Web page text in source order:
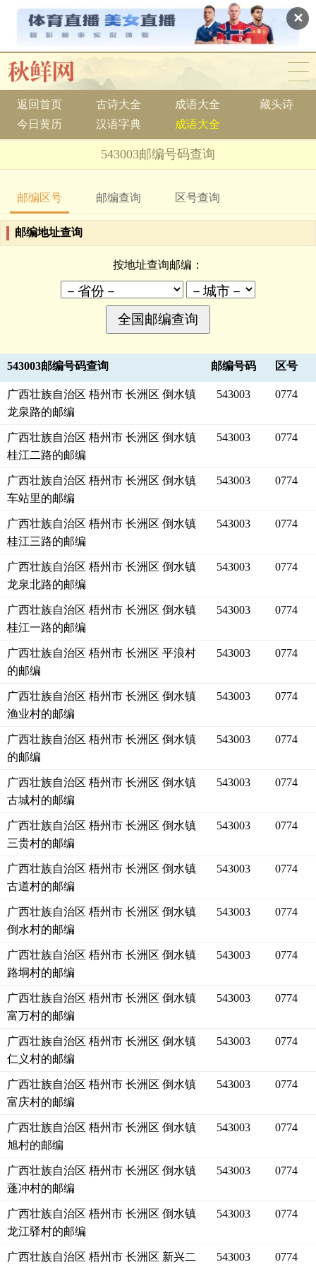
✕
返回首页 古诗大全 成语大全
藏头诗
今日黄历
汉语字典 成语大全
543003邮编号码查询
邮编区号 邮编查询 区号查询
邮编地址查询
按地址查询邮编：
543003邮编号码查询 邮编号码 区号
广西壮族自治区 梧州市 长洲区 倒水镇
龙泉路的邮编
543003 0774
广西壮族自治区 梧州市 长洲区 倒水镇
桂江二路的邮编
543003 0774
广西壮族自治区 梧州市 长洲区 倒水镇
车站里的邮编
543003 0774
广西壮族自治区 梧州市 长洲区 倒水镇
桂江三路的邮编
543003 0774
广西壮族自治区 梧州市 长洲区 倒水镇
龙泉北路的邮编
543003 0774
广西壮族自治区 梧州市 长洲区 倒水镇
桂江一路的邮编
543003 0774
广西壮族自治区 梧州市 长洲区 平浪村
的邮编
543003 0774
广西壮族自治区 梧州市 长洲区 倒水镇
渔业村的邮编
543003 0774
广西壮族自治区 梧州市 长洲区 倒水镇
的邮编
543003 0774
广西壮族自治区 梧州市 长洲区 倒水镇
古城村的邮编
543003 0774
广西壮族自治区 梧州市 长洲区 倒水镇
三贵村的邮编
543003 0774
广西壮族自治区 梧州市 长洲区 倒水镇
古道村的邮编
543003 0774
广西壮族自治区 梧州市 长洲区 倒水镇
倒水村的邮编
543003 0774
广西壮族自治区 梧州市 长洲区 倒水镇
路垌村的邮编
543003 0774
广西壮族自治区 梧州市 长洲区 倒水镇
富万村的邮编
543003 0774
广西壮族自治区 梧州市 长洲区 倒水镇
仁义村的邮编
543003 0774
广西壮族自治区 梧州市 长洲区 倒水镇
富庆村的邮编
543003 0774
广西壮族自治区 梧州市 长洲区 倒水镇
旭村的邮编
543003 0774
广西壮族自治区 梧州市 长洲区 倒水镇
蓬冲村的邮编
543003 0774
广西壮族自治区 梧州市 长洲区 倒水镇
龙江驿村的邮编
543003 0774
广西壮族自治区 梧州市 长洲区 新兴二 543003 0774